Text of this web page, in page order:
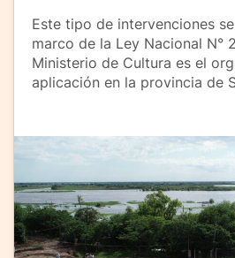
Este tipo de intervenciones
marco de la Ley Nacional N°
Ministerio de Cultura es el
aplicación en la provincia de